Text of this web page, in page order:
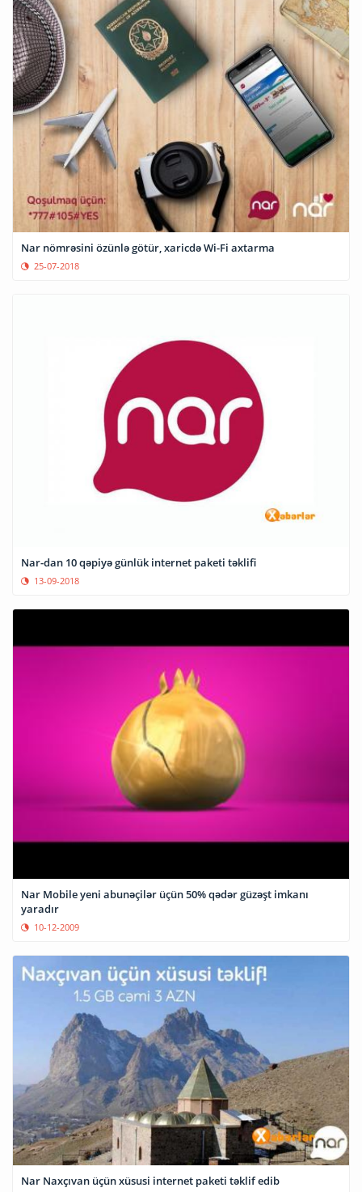
Nar nömrəsini özünlə götür, xaricdə Wi-Fi axtarma
25-07-2018
Nar-dan 10 qəpiyə günlük internet paketi təklifi
13-09-2018
Nar Mobile yeni abunəçilər üçün 50% qədər güzəşt imkanı
yaradır
10-12-2009
Nar Naxçıvan üçün xüsusi internet paketi təklif edib